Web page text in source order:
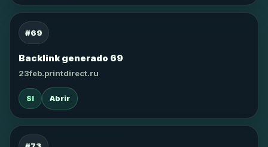
#69
Backlink generado 69
23feb.printdirect.ru
SI Abrir